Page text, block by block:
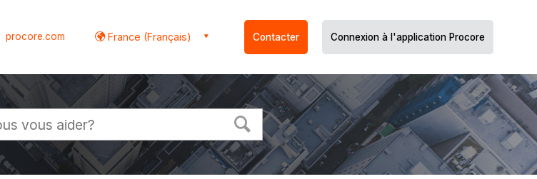
procore.com France (Français) Contacter Connexion à l'application Procore